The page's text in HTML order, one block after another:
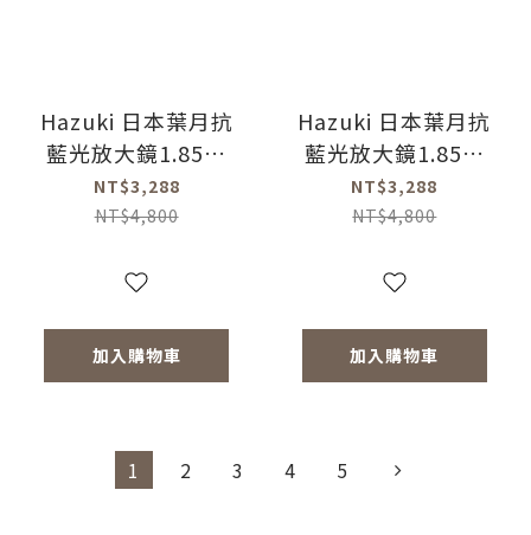
Hazuki 日本葉月抗
藍光放大鏡1.85倍
大鏡片(黑)
NT$3,288
NT$4,800
加入購物車
Hazuki 日本葉月抗
藍光放大鏡1.85倍
大鏡片-茶色鏡片
(黑-濾藍光率55%)
NT$3,288
NT$4,800
加入購物車
1 2 3 4 5